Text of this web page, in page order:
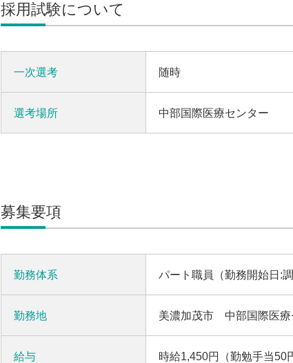
採用試験について
一次選考 随時
選考場所 中部国際医療センター
募集要項
勤務体系 パート職員（勤務開始日:調
勤務地 美濃加茂市 中部国際医療
給与
時給1,450円（勤勉手当50